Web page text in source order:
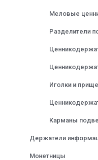
Меловые
Разделители
Иголки и
Карманы
Держатели
Монетницы